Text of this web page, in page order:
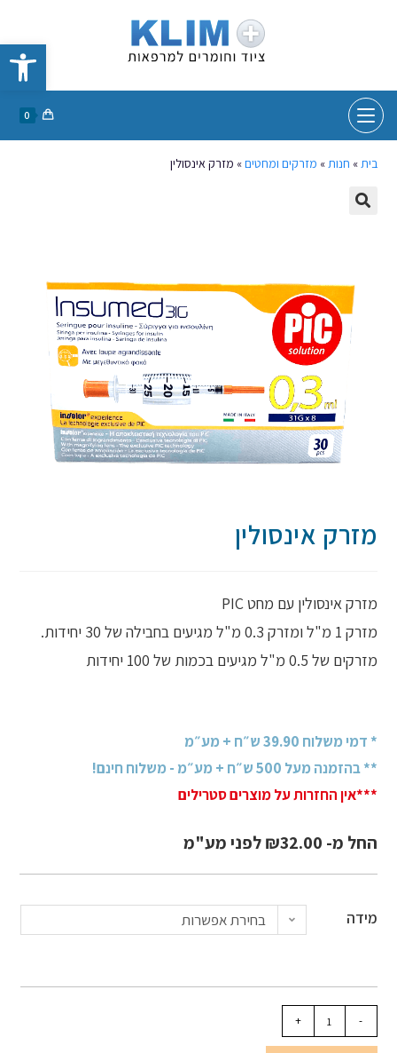
פתח סרגל נגישות
0
בית» חנות» מזרקים ומחטים» מזרק אינסולין
מזרק אינסולין
מזרק אינסולין עם מחט PIC
מזרק 1 מ"ל ומזרק 0.3 מ"ל מגיעים בחבילה של 30 יחידות.
מזרקים של 0.5 מ"ל מגיעים בכמות של 100 יחידות
* דמי משלוח 39.90 ש״ח + מע״מ
** בהזמנה מעל 500 ש״ח + מע״מ - משלוח חינם!
***אין החזרות על מוצרים סטרילים
החל מ- ₪32.00 לפני מע"מ
מידה בחירת אפשרות
-
+